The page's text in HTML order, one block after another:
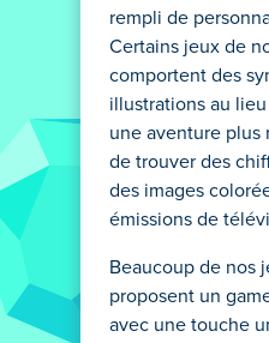
rempli de
Certains jeux de
comportent des
illustrations au
une aventure plus
de trouver des
des images
émissions de
Beaucoup de nos
proposent un
avec une touche